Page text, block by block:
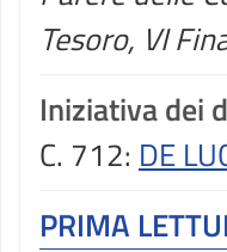
Tesoro, VI
Iniziativa dei
C. 712: DE
PRIMA